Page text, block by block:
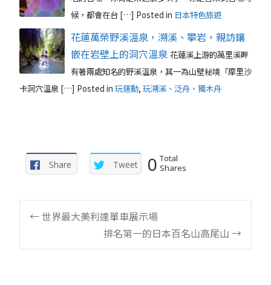
候，都會在台 […] Posted in 日本特色旅遊
花蓮萬榮野溪溫泉，溯溪、攀岩，親訪鑲
嵌在岩壁上的洞穴溫泉 花蓮溪上游的萬里溪畔
有著兩處知名的野溪溫泉，其一為山壁秘境「摩里沙
卡洞穴溫泉 […] Posted in 玩運動, 玩溯溪、泛舟、獨木舟
Share Tweet 0 Total
Shares
Post
navigation
←世界最大美利達單車展示場
排名第一的日本百名山高尾山 →